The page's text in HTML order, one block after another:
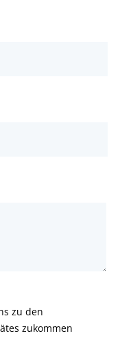
zu den
zukommen